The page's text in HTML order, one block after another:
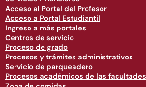
Acceso al Portal del Profesor
Acceso a Portal Estudiantil
Ingreso a más portales
Centros de servicio
Proceso de grado
Procesos y trámites administrativos
Servicio de parqueadero
Procesos académicos de las facultades